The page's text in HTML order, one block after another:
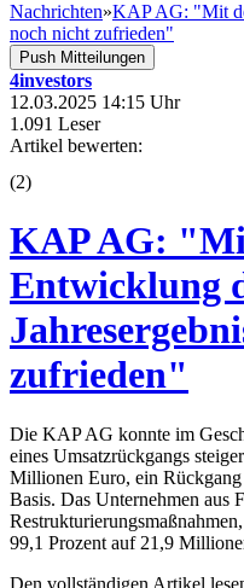
Nachrichten»KAP AG: "Mit
noch nicht zufrieden"
Push Mitteilungen
4investors
12.03.2025 14:15 Uhr
1.091 Leser
Artikel bewerten:
(2)
KAP AG:
Entwicklung
zufrieden"
Die KAP AG konnte im
eines Umsatzrückgangs
Millionen Euro, ein
Basis. Das Unternehmen aus
99,1 Prozent auf 21,9
Den vollständigen Artikel